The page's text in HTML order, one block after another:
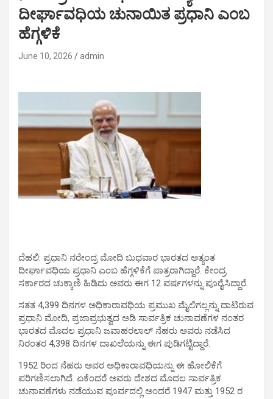
ದೀರ್ಘಾವಧಿಯ ಚುನಾಯಿತ ಪ್ರಧಾನಿ ಎಂಬ
ಹೆಗ್ಗಳಿಕೆ
June 10, 2026 admin
ದೆಹಲಿ: ಪ್ರಧಾನಿ ನರೇಂದ್ರ ಮೋದಿ ಬುಧವಾರ ಭಾರತದ ಅತ್ಯಂತ
ದೀರ್ಘಾವಧಿಯ ಪ್ರಧಾನಿ ಎಂಬ ಹೆಗ್ಗಳಿಕೆಗೆ ಪಾತ್ರರಾಗಿದ್ದಾರೆ. ಕೇಂದ್ರ
ಸರ್ಕಾರದ ಚುಕ್ಕಾಣಿ ಹಿಡಿದು ಅವರು ಈಗ 12 ವರ್ಷಗಳನ್ನು ಪೂರೈಸಿದ್ದಾರೆ.
ಸತತ 4,399 ದಿನಗಳ ಅಧಿಕಾರಾವಧಿಯ ಪ್ರಮುಖ ಮೈಲಿಗಲ್ಲನ್ನು ದಾಟಿರುವ
ಪ್ರಧಾನಿ ಮೋದಿ, ಪ್ರಜಾಪ್ರಭುತ್ವದ ಅಡಿ ಸಾರ್ವತ್ರಿಕ ಚುನಾವಣೆಗಳ ನಂತರ
ಭಾರತದ ಮೊದಲ ಪ್ರಧಾನಿ ಜವಾಹರಲಾಲ್ ನೆಹರು ಅವರು ನಡೆಸಿದ
ನಿರಂತರ 4,398 ದಿನಗಳ ದಾಖಲೆಯನ್ನು ಈಗ ಪುಡಿಗಟ್ಟಿದ್ದಾರೆ.
1952 ರಿಂದ ನೆಹರು ಅವರ ಅಧಿಕಾರಾವಧಿಯನ್ನು ಈ ಹೋಲಿಕೆಗೆ
ಪರಿಗಣಿಸಲಾಗಿದೆ. ಏಕೆಂದರೆ ಅವರು ದೇಶದ ಮೊದಲ ಸಾರ್ವತ್ರಿಕ
ಚುನಾವಣೆಗಳು ನಡೆಯುವ ಪೂರ್ವದಲ್ಲಿ ಅಂದರೆ 1947 ಮತ್ತು 1952 ರ